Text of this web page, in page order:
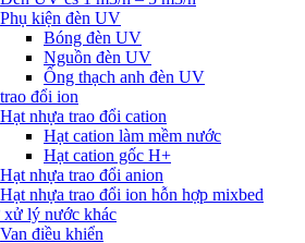
Phụ kiện đèn UV
Bóng đèn UV
Nguồn đèn UV
Ống thạch anh đèn UV
đổi ion
Hạt nhựa trao đổi cation
Hạt cation làm mềm nước
Hạt cation gốc H+
Hạt nhựa trao đổi anion
Hạt nhựa trao đổi ion hỗn hợp mixbed
lý nước khác
Van điều khiển